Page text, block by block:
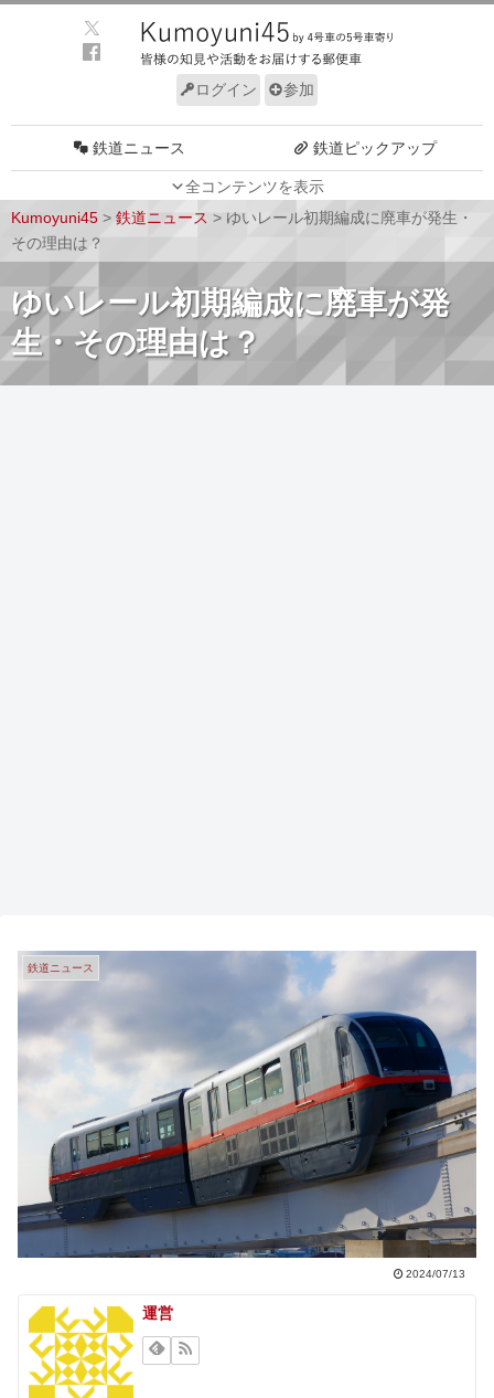
ログイン 参加
全コンテンツを表示
鉄道ニュース 鉄道ピックアップ
Kumoyuni45 > 鉄道ニュース > ゆいレール初期編成に廃車が発生・
その理由は？
ゆいレール初期編成に廃車が発
生・その理由は？
鉄道ニュース
2024/07/13
運営